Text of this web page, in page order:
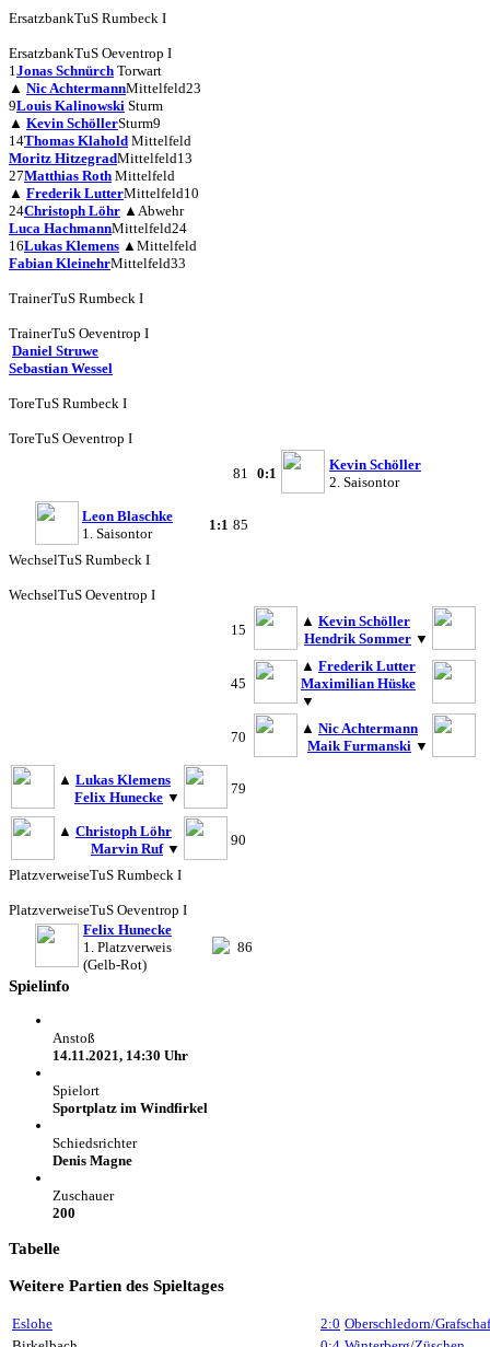
ErsatzbankTuS Rumbeck I
ErsatzbankTuS Oeventrop I
1Jonas Schnürch Torwart
▲ Nic AchtermannMittelfeld23
9Louis Kalinowski Sturm
▲ Kevin SchöllerSturm9
14Thomas Klahold Mittelfeld
Moritz HitzegradMittelfeld13
27Matthias Roth Mittelfeld
▲ Frederik LutterMittelfeld10
24Christoph Löhr ▲ Abwehr
Luca HachmannMittelfeld24
16Lukas Klemens ▲ Mittelfeld
Fabian KleinehrMittelfeld33
TrainerTuS Rumbeck I
TrainerTuS Oeventrop I
Daniel Struwe
Sebastian Wessel
ToreTuS Rumbeck I
ToreTuS Oeventrop I
81 0:1
Kevin Schöller
2. Saisontor
Leon Blaschke
1. Saisontor
1:1 85
WechselTuS Rumbeck I
WechselTuS Oeventrop I
15
▲ Kevin Schöller
Hendrik Sommer ▼
45
▲ Frederik Lutter
Maximilian Hüske
▼
70
▲ Nic Achtermann
Maik Furmanski ▼
▲ Lukas Klemens
Felix Hunecke ▼
79
▲ Christoph Löhr
Marvin Ruf ▼
90
PlatzverweiseTuS Rumbeck I
PlatzverweiseTuS Oeventrop I
Felix Hunecke
1. Platzverweis
(Gelb-Rot)
86
Spielinfo
Anstoß
14.11.2021, 14:30 Uhr
Spielort
Sportplatz im Windfirkel
Schiedsrichter
Denis Magne
Zuschauer
200
Tabelle
Weitere Partien des Spieltages
Eslohe 2:0 Oberschledorn/